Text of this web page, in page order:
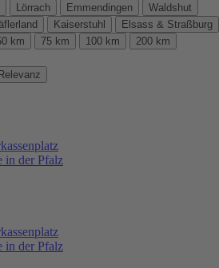
Lörrach Emmendingen
Waldshut
Kaiserstuhl
Elsass & Straßburg
km 75 km 100 km
200 km
in der Pfalz
in der Pfalz